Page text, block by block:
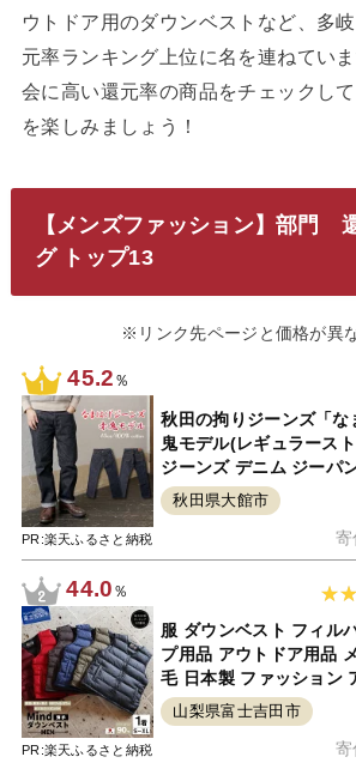
ウトドア用のダウンベストなど、多
元率ランキング上位に名を連ねてい
会に高い還元率の商品をチェックし
を楽しみましょう！
【メンズファッション】部門
グ トップ13
※リンク先ページと価格が異
45.2 ％
PR:楽天ふるさと納税
秋田の拘りジーンズ「な
鬼モデル(レギュラース
ジーンズ デニム ジーパ
ックスウェア アメカジ
父の日 230P7624
秋田県大館市
寄
44.0 ％
PR:楽天ふるさと納税
服 ダウンベスト フィル
プ用品 アウトドア用品
毛 日本製 ファッション
Mind ダウン ベスト プレ
ルフ 登山 男性 オールシ
山梨県富士吉田市
寄